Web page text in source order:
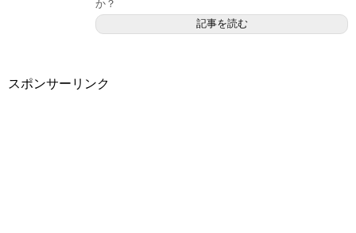
か？
記事を読む
スポンサーリンク